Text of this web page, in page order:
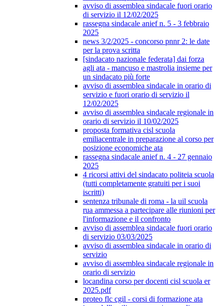
avviso di assemblea sindacale fuori orario
di servizio il 12/02/2025
rassegna sindacale anief n. 5 - 3 febbraio
2025
news 3/2/2025 - concorso pnnr 2: le date
per la prova scritta
[sindacato nazionale federata] dai forza
agli ata - mancuso e mastrolia insieme per
un sindacato più forte
avviso di assemblea sindacale in orario di
servizio e fuori orario di servizio il
12/02/2025
avviso di assemblea sindacale regionale in
orario di servizio il 10/02/2025
proposta formativa cisl scuola
emiliacentrale in preparazione al corso per
posizione economiche ata
rassegna sindacale anief n. 4 - 27 gennaio
2025
4 ricorsi attivi del sindacato politeia scuola
(tutti completamente gratuiti per i suoi
iscritti)
sentenza tribunale di roma - la uil scuola
rua ammessa a partecipare alle riunioni per
l'informazione e il confronto
avviso di assemblea sindacale fuori orario
di servizio 03/03/2025
avviso di assemblea sindacale in orario di
servizio
avviso di assemblea sindacale regionale in
orario di servizio
locandina corso per docenti cisl scuola er
2025.pdf
proteo flc cgil - corsi di formazione ata